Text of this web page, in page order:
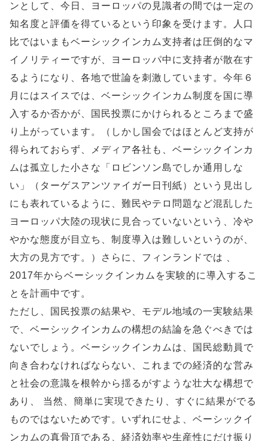
ンとして、今日、ヨーロッパの見識者の間では一定の
知名度と評価を得ているという印象を受けます。人口
比ではいまもベーシックインカム支持者は圧倒的なマ
イノリティーですが、ヨーロッパ中に支持者が散在す
るようになり、各地で世論を刺激しています。今年６
月にはスイスでは、ベーシックインカム制度を国に導
入するか否かが、国民投票にかけられるところまで盛
り上がっています。（しかし国会ではほとんど支持が
得られておらず、メディア各社も、ベーシックインカ
ムは孤立した小さな「ロビンソン島でしか通用しな
い」（ターゲスアンツァイガー日刊紙）という見出し
にも表れているように、難民やテロ問題など混乱した
ヨーロッパ大陸の現状に見合っていないという、冷や
やかな態度が目立ち、制度導入は難しいというのが、
大方の見方です。）さらに、フィンランドでは 、
2017年からベーシックインカムを実験的に導入するこ
とを計画中です。
ただし、国民投票の結果や、モデル地域の一実験結果
で、ベーシックインカムの構想の結論を急ぐべきでは
ないでしょう。ベーシックインカムは、国民総動員で
向き合わなければならない、これまでの経済的な営み
と社会の意識を根幹から揺るがすような壮大な構想で
あり、 当然、簡単に実現できたり、すぐに結果がでる
ものではないためです。いずれにせよ、ベーシックイ
ンカムの真骨頂である、経済効率や生産性にだけ振り